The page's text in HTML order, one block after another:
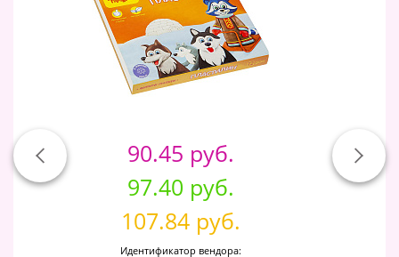
90.45 руб.
97.40 руб.
107.84 руб.
Идентификатор вендора: